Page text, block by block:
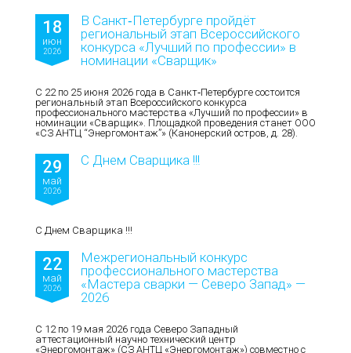
18
июн
2026
В Санкт‑Петербурге пройдёт
региональный этап Всероссийского
конкурса «Лучший по профессии» в
номинации «Сварщик»
С 22 по 25 июня 2026 года в Санкт‑Петербурге состоится
региональный этап Всероссийского конкурса
профессионального мастерства «Лучший по профессии» в
номинации «Сварщик». Площадкой проведения станет ООО
«СЗ АНТЦ “Энергомонтаж”» (Канонерский остров, д. 28).
29
май
2026
С Днем Сварщика !!!
С Днем Сварщика !!!
22
май
2026
Межрегиональный конкурс
профессионального мастерства
«Мастера сварки — Северо Запад» —
2026
С 12 по 19 мая 2026 года Северо Западный
аттестационный научно технический центр
«Энергомонтаж» (СЗ АНТЦ «Энергомонтаж») совместно с